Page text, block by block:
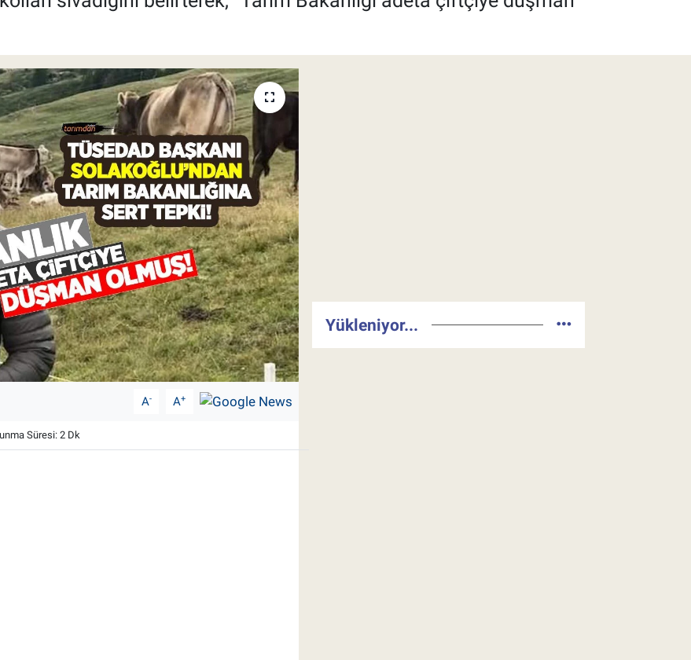
A- A+
Süresi: 2 Dk
Yükleniyor...